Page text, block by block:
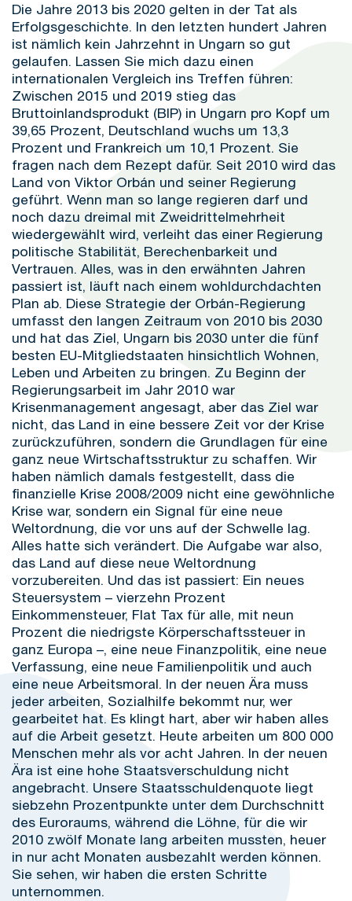
Die Jahre 2013 bis 2020 gelten in der Tat als
Erfolgsgeschichte. In den letzten hundert Jahren
ist nämlich kein Jahrzehnt in Ungarn so gut
gelaufen. Lassen Sie mich dazu einen
internationalen Vergleich ins Treffen führen:
Zwischen 2015 und 2019 stieg das
Bruttoinlandsprodukt (BIP) in Ungarn pro Kopf um
39,65 Prozent, Deutschland wuchs um 13,3
Prozent und Frankreich um 10,1 Prozent. Sie
fragen nach dem Rezept dafür. Seit 2010 wird das
Land von Viktor Orbán und seiner Regierung
geführt. Wenn man so lange regieren darf und
noch dazu dreimal mit Zweidrittelmehrheit
wiedergewählt wird, verleiht das einer Regierung
politische Stabilität, Berechenbarkeit und
Vertrauen. Alles, was in den erwähnten Jahren
passiert ist, läuft nach einem wohldurchdachten
Plan ab. Diese Strategie der Orbán-Regierung
umfasst den langen Zeitraum von 2010 bis 2030
und hat das Ziel, Ungarn bis 2030 unter die fünf
besten EU-Mitgliedstaaten hinsichtlich Wohnen,
Leben und Arbeiten zu bringen. Zu Beginn der
Regierungsarbeit im Jahr 2010 war
Krisenmanagement angesagt, aber das Ziel war
nicht, das Land in eine bessere Zeit vor der Krise
zurückzuführen, sondern die Grundlagen für eine
ganz neue Wirtschaftsstruktur zu schaffen. Wir
haben nämlich damals festgestellt, dass die
finanzielle Krise 2008/2009 nicht eine gewöhnliche
Krise war, sondern ein Signal für eine neue
Weltordnung, die vor uns auf der Schwelle lag.
Alles hatte sich verändert. Die Aufgabe war also,
das Land auf diese neue Weltordnung
vorzubereiten. Und das ist passiert: Ein neues
Steuersystem – vierzehn Prozent
Einkommensteuer, Flat Tax für alle, mit neun
Prozent die niedrigste Körperschaftssteuer in
ganz Europa –, eine neue Finanzpolitik, eine neue
Verfassung, eine neue Familienpolitik und auch
eine neue Arbeitsmoral. In der neuen Ära muss
jeder arbeiten, Sozialhilfe bekommt nur, wer
gearbeitet hat. Es klingt hart, aber wir haben alles
auf die Arbeit gesetzt. Heute arbeiten um 800 000
Menschen mehr als vor acht Jahren. In der neuen
Ära ist eine hohe Staatsverschuldung nicht
angebracht. Unsere Staatsschuldenquote liegt
siebzehn Prozentpunkte unter dem Durchschnitt
des Euroraums, während die Löhne, für die wir
2010 zwölf Monate lang arbeiten mussten, heuer
in nur acht Monaten ausbezahlt werden können.
Sie sehen, wir haben die ersten Schritte
unternommen.